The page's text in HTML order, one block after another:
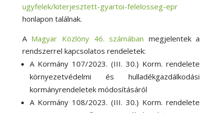
ugyfelek/kiterjesztett-gyartoi-felelosseg-epr
honlapon találnak.
A Magyar Közlöny 46. számában megjelentek a
rendszerrel kapcsolatos rendeletek:
A Kormány 107/2023. (III. 30.) Korm. rendelete
környezetvédelmi és hulladékgazdálkodási
kormányrendeletek módosításáról
A Kormány 108/2023. (III. 30.) Korm. rendelete